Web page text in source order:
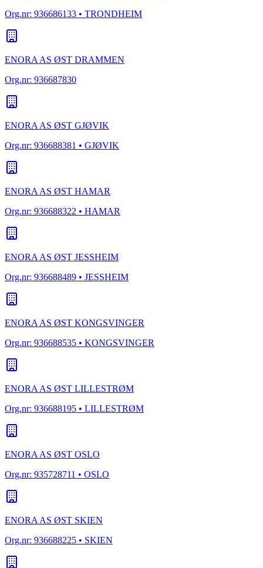
Org.nr: 936686133 • TRONDHEIM
ENORA AS ØST DRAMMEN
Org.nr: 936687830
ENORA AS ØST GJØVIK
Org.nr: 936688381 • GJØVIK
ENORA AS ØST HAMAR
Org.nr: 936688322 • HAMAR
ENORA AS ØST JESSHEIM
Org.nr: 936688489 • JESSHEIM
ENORA AS ØST KONGSVINGER
Org.nr: 936688535 • KONGSVINGER
ENORA AS ØST LILLESTRØM
Org.nr: 936688195 • LILLESTRØM
ENORA AS ØST OSLO
Org.nr: 935728711 • OSLO
ENORA AS ØST SKIEN
Org.nr: 936688225 • SKIEN